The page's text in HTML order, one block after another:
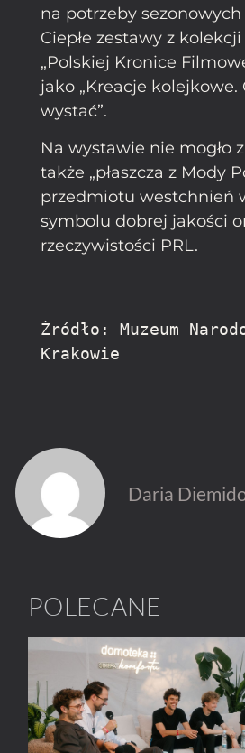
na potrzeby
Ciepłe zestawy z
„Polskiej Kronice
jako „Kreacje kolejkowe.
wystać”.
Na wystawie nie mogło
także „płaszcza z Mody
przedmiotu westchnień
symbolu dobrej jakości
rzeczywistości PRL.
Źródło: Muzeum
Krakowie
Daria
POLECANE